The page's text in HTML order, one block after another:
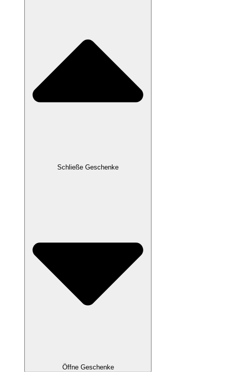
Schließe Geschenke
Öffne Geschenke